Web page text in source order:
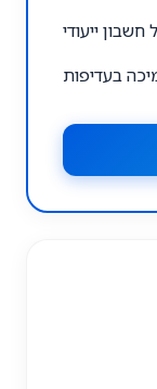
חשבון ייעודי
בעדיפות